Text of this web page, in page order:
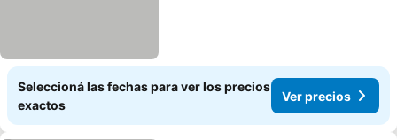
Seleccioná las fechas para ver los precios
exactos
Ver precios